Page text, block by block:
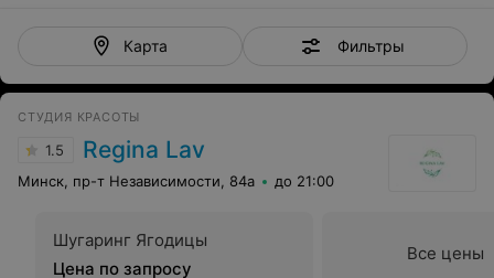
Карта Фильтры
СТУДИЯ КРАСОТЫ
1.5 Regina Lav
Минск, пр-т Независимости, 84а до 21:00
Шугаринг Ягодицы
Цена по запросу
Все цены